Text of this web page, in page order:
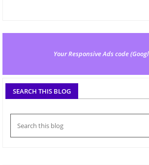
Your Responsive Ads code
SEARCH THIS BLOG